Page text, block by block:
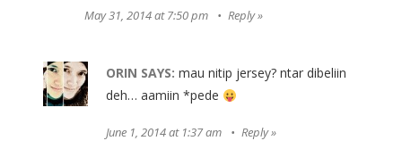
May 31, 2014 at 7:50 pm Reply
ORIN SAYS: mau nitip jersey? ntar dibeliin
deh… aamiin *pede
June 1, 2014 at 1:37 am Reply